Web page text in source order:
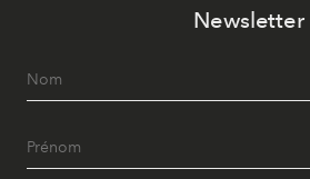
Newsletter